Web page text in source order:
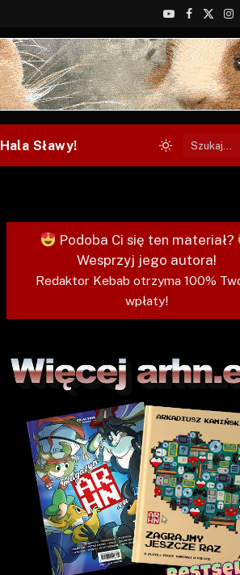
YouTube
Facebook
X
Hala Sławy!
Podoba Ci się ten materiał?
Wesprzyj jego autora!
Redaktor Kebab otrzyma 100%
wpłaty!